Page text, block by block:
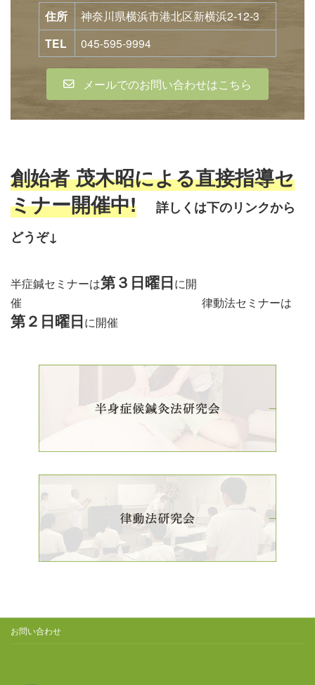
住所 神奈川県横浜市港北区新横浜2-12-3
TEL 045-595-9994
メールでのお問い合わせはこちら
創始者 茂木昭による直接指導セ
ミナー開催中!
詳しくは下のリンクから
どうぞ↓
半症鍼セミナーは第３日曜日に開
催 律動法セミナーは
第２日曜日に開催
お問い合わせ